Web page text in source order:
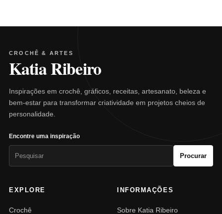
CROCHÊ & ARTES
Katia Ribeiro
Inspirações em crochê, gráficos, receitas, artesanato, beleza e
bem-estar para transformar criatividade em projetos cheios de
personalidade.
Encontre uma inspiração
Procurar
EXPLORE
Crochê
INFORMAÇÕES
Sobre Katia Ribeiro